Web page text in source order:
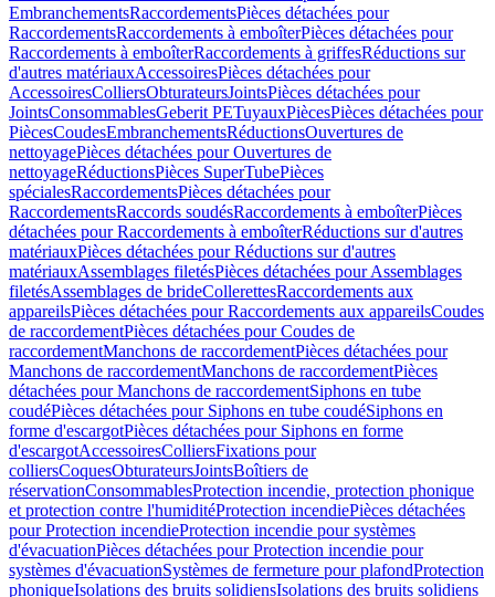
EmbranchementsRaccordementsPièces détachées pour
RaccordementsRaccordements à emboîterPièces détachées pour
Raccordements à emboîterRaccordements à griffesRéductions sur
d'autres matériauxAccessoiresPièces détachées pour
AccessoiresColliersObturateursJointsPièces détachées pour
JointsConsommablesGeberit PETuyauxPiècesPièces détachées pour
PiècesCoudesEmbranchementsRéductionsOuvertures de
nettoyagePièces détachées pour Ouvertures de
nettoyageRéductionsPièces SuperTubePièces
spécialesRaccordementsPièces détachées pour
RaccordementsRaccords soudésRaccordements à emboîterPièces
détachées pour Raccordements à emboîterRéductions sur d'autres
matériauxPièces détachées pour Réductions sur d'autres
matériauxAssemblages filetésPièces détachées pour Assemblages
filetésAssemblages de brideCollerettesRaccordements aux
appareilsPièces détachées pour Raccordements aux appareilsCoudes
de raccordementPièces détachées pour Coudes de
raccordementManchons de raccordementPièces détachées pour
Manchons de raccordementManchons de raccordementPièces
détachées pour Manchons de raccordementSiphons en tube
coudéPièces détachées pour Siphons en tube coudéSiphons en
forme d'escargotPièces détachées pour Siphons en forme
d'escargotAccessoiresColliersFixations pour
colliersCoquesObturateursJointsBoîtiers de
réservationConsommablesProtection incendie, protection phonique
et protection contre l'humiditéProtection incendiePièces détachées
pour Protection incendieProtection incendie pour systèmes
d'évacuationPièces détachées pour Protection incendie pour
systèmes d'évacuationSystèmes de fermeture pour plafondProtection
phoniqueIsolations des bruits solidiensIsolations des bruits solidiens